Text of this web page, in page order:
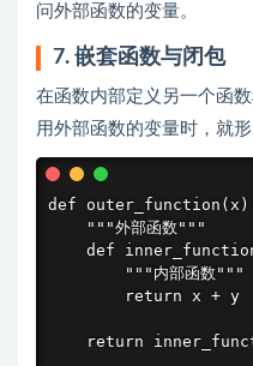
问外部函数的变量。
7. 嵌套函数与闭包
在函数内部定义另一个函
用外部函数的变量时，就形
def
    """外部函数"""
def
        """内部函数"""
return x + y
return